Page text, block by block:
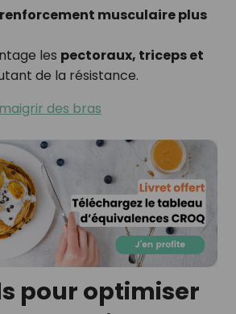
renforcement musculaire plus
les pectoraux, triceps et
de la résistance.
des bras
pour optimiser